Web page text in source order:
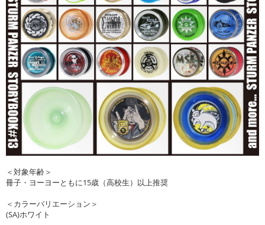
＜対象年齢＞
冊子・ヨーヨーともに15歳（高校生）以上推奨
＜カラーバリエーション＞
(SA)ホワイト